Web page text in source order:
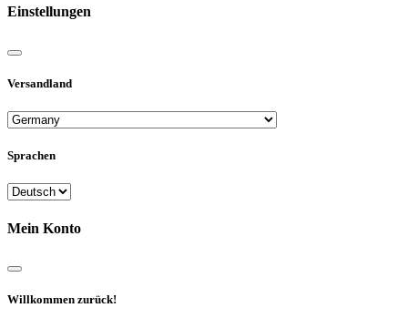
Einstellungen
Versandland
Sprachen
Mein Konto
Willkommen zurück!